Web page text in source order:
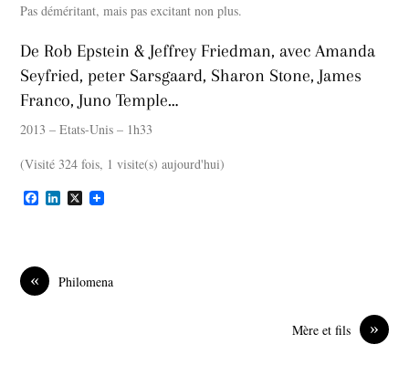
Pas déméritant, mais pas excitant non plus.
De Rob Epstein & Jeffrey Friedman, avec Amanda
Seyfried, peter Sarsgaard, Sharon Stone, James
Franco, Juno Temple…
2013 – Etats-Unis – 1h33
(Visité 324 fois, 1 visite(s) aujourd'hui)
F
o
o
k
L
I
X
« Philomena
»
Mère et fils